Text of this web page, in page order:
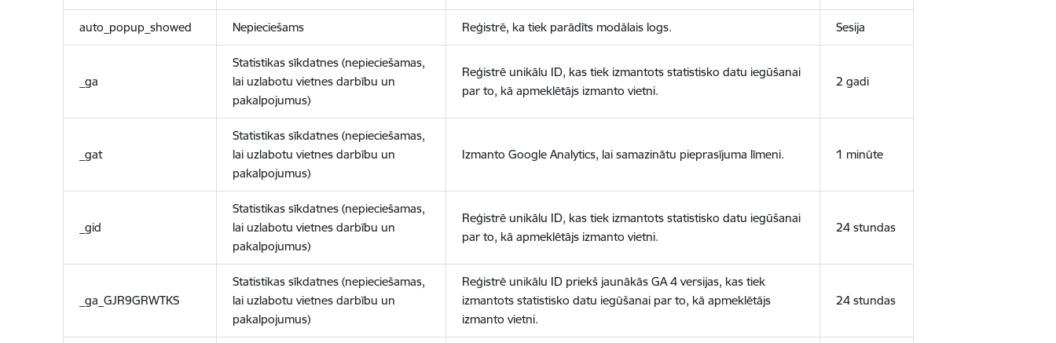
auto_popup_showed Nepieciešams Reģistrē, ka tiek parādīts modālais logs. Sesija
_ga
Statistikas sīkdatnes (nepieciešamas,
lai uzlabotu vietnes darbību un
pakalpojumus)
Reģistrē unikālu ID, kas tiek izmantots statistisko datu iegūšanai
par to, kā apmeklētājs izmanto vietni.
2 gadi
_gat
Statistikas sīkdatnes (nepieciešamas,
lai uzlabotu vietnes darbību un
pakalpojumus)
Izmanto Google Analytics, lai samazinātu pieprasījuma līmeni. 1 minūte
_gid
Statistikas sīkdatnes (nepieciešamas,
lai uzlabotu vietnes darbību un
pakalpojumus)
Reģistrē unikālu ID, kas tiek izmantots statistisko datu iegūšanai
par to, kā apmeklētājs izmanto vietni.
24 stundas
_ga_GJR9GRWTKS
Statistikas sīkdatnes (nepieciešamas,
lai uzlabotu vietnes darbību un
pakalpojumus)
Reģistrē unikālu ID priekš jaunākās GA 4 versijas, kas tiek
izmantots statistisko datu iegūšanai par to, kā apmeklētājs
izmanto vietni.
24 stundas